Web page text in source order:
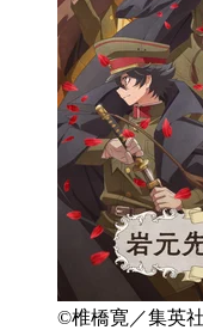
©椎橋寛／集英